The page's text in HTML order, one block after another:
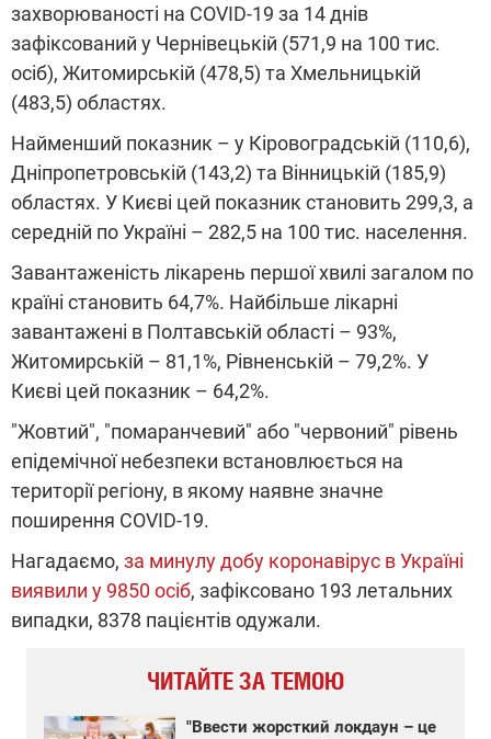
захворюваності на COVID-19 за 14 днів
зафіксований у Чернівецькій (571,9 на 100 тис.
осіб), Житомирській (478,5) та Хмельницькій
(483,5) областях.
Найменший показник – у Кіровоградській (110,6),
Дніпропетровській (143,2) та Вінницькій (185,9)
областях. У Києві цей показник становить 299,3, а
середній по Україні – 282,5 на 100 тис. населення.
Завантаженість лікарень першої хвилі загалом по
країні становить 64,7%. Найбільше лікарні
завантажені в Полтавській області – 93%,
Житомирській – 81,1%, Рівненській – 79,2%. У
Києві цей показник – 64,2%.
"Жовтий", "помаранчевий" або "червоний" рівень
епідемічної небезпеки встановлюється на
території регіону, в якому наявне значне
поширення COVID-19.
Нагадаємо, за минулу добу коронавірус в Україні
виявили у 9850 осіб, зафіксовано 193 летальних
випадки, 8378 пацієнтів одужали.
ЧИТАЙТЕ ЗА ТЕМОЮ
"Ввести жорсткий локдаун – це